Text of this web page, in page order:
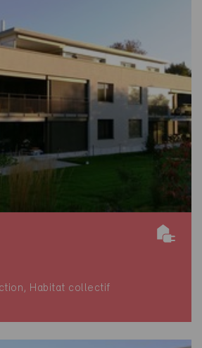
Habitat collectif